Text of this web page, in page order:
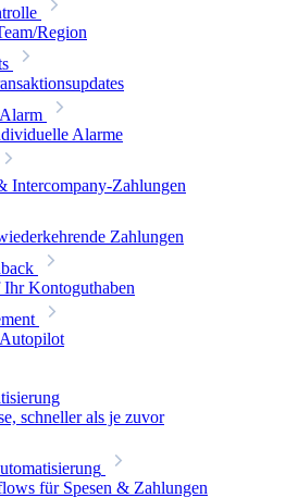
Region
Alarme
Intercompany-Zahlungen
Zahlungen
Ihr Kontoguthaben
schneller als je zuvor
für Spesen & Zahlungen